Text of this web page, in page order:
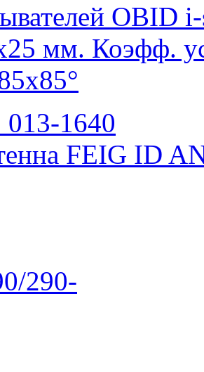
OBID
мм. Коэфф.
013-1640
FEIG ID